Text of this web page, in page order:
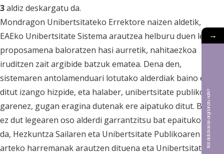
3aldiz deskargatu da.
Mondragon Unibertsitateko Errektore naizen aldetik,
EAEko Unibertsitate Sistema arautzea helburu duen lege-
proposamena baloratzen hasi aurretik, nahitaezkoa
iruditzen zait argibide batzuk ematea. Dena den,
sistemaren antolamenduari lotutako alderdiak baino ez
ditut izango hizpide, eta halaber, unibertsitate publikoa ez
garenez, gugan eragina dutenak ere aipatuko ditut. Beraz,
ez dut legearen oso alderdi garrantzitsu bat epaituko, hau
da, Hezkuntza Sailaren eta Unibertsitate Publikoaren
arteko harremanak arautzen dituena eta Unibertsitate
→
Bat aldizkarian argitaratu nahi?